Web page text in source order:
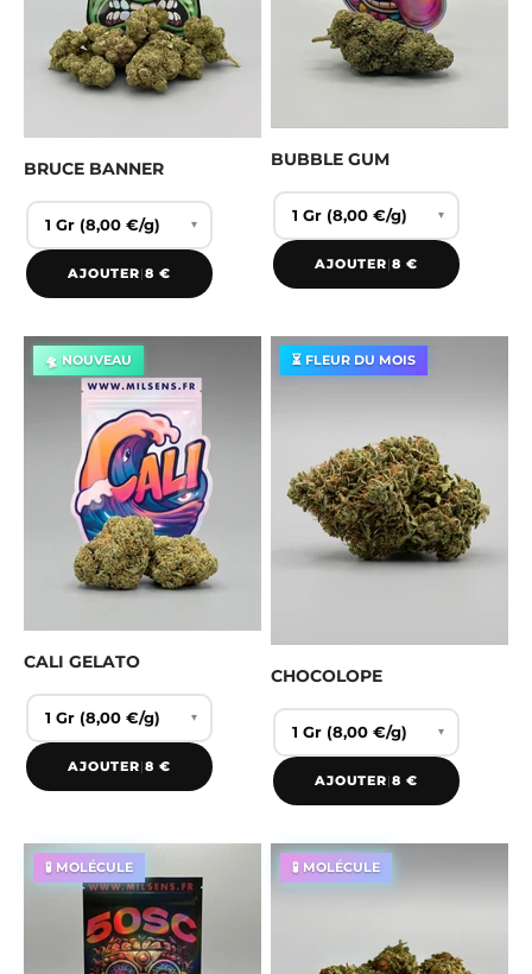
BRUCE BANNER
▾
AJOUTER|8 €
BUBBLE GUM
▾
AJOUTER|8 €
🛸 NOUVEAU
CALI GELATO
▾
AJOUTER|8 €
⏳ FLEUR DU MOIS
CHOCOLOPE
▾
AJOUTER|8 €
🧪 MOLÉCULE 🧪 MOLÉCULE